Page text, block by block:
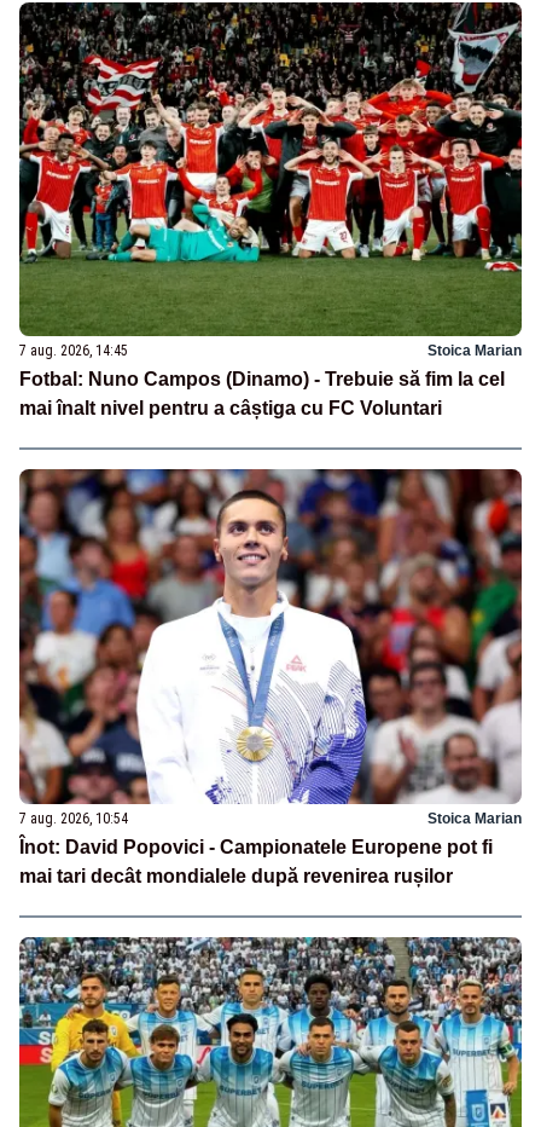
7 aug. 2026, 14:45 Stoica Marian
Fotbal: Nuno Campos (Dinamo) - Trebuie să fim la cel
mai înalt nivel pentru a câștiga cu FC Voluntari
7 aug. 2026, 10:54 Stoica Marian
Înot: David Popovici - Campionatele Europene pot fi
mai tari decât mondialele după revenirea rușilor